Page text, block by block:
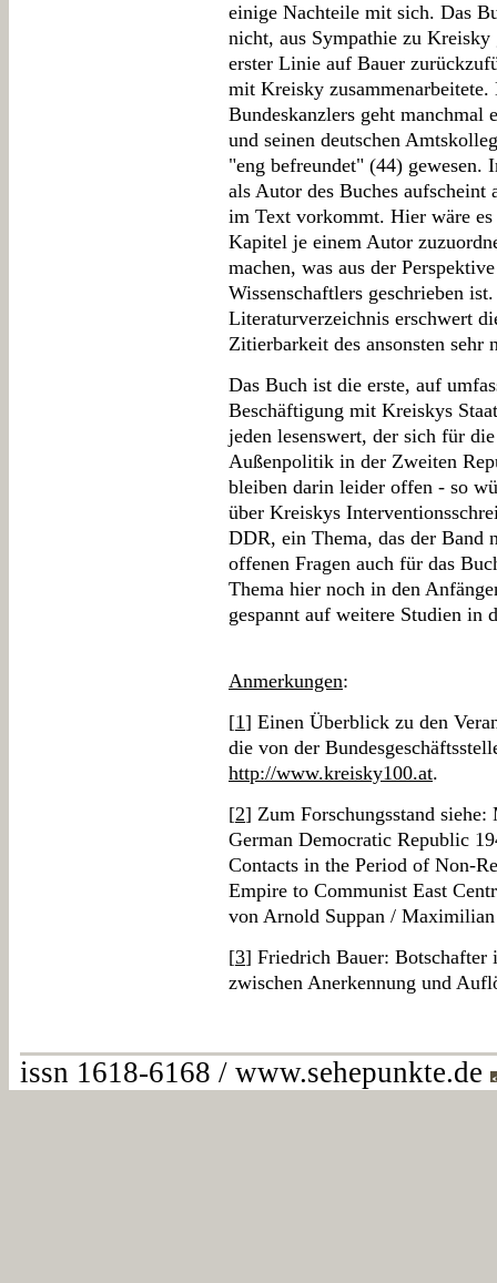
einige Nachteile mit sich. Das
nicht, aus Sympathie zu
erster Linie auf Bauer
mit Kreisky
Bundeskanzlers geht manchmal
und seinen deutschen
"eng befreundet" (44) gewesen.
als Autor des Buches
im Text vorkommt. Hier wäre
Kapitel je einem Autor
machen, was aus der
Wissenschaftlers geschrieben
Literaturverzeichnis erschwert
Zitierbarkeit des ansonsten sehr
Das Buch ist die erste, auf
Beschäftigung mit Kreiskys
jeden lesenswert, der sich für
Außenpolitik in der Zweiten
bleiben darin leider offen - so
über Kreiskys
DDR, ein Thema, das der Band
offenen Fragen auch für das
Thema hier noch in den
gespannt auf weitere Studien in
Anmerkungen:
[1] Einen Überblick zu den
die von der
http://www.kreisky100.at.
[2] Zum Forschungsstand
German Democratic Republic
Contacts in the Period of Non-
Empire to Communist East
von Arnold Suppan /
[3] Friedrich Bauer: Botschafter
zwischen Anerkennung und
issn 1618-6168 / www.sehepunkte.de